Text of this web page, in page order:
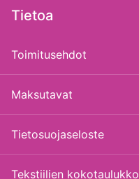
Tietoa
Toimitusehdot
Maksutavat
Tietosuojaseloste
Tekstiilien kokotaulukko